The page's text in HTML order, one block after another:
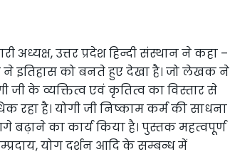
अध्यक्ष, उत्तर प्रदेश हिन्दी संस्थान ने कहा –
ने इतिहास को बनते हुए देखा है। जो लेखक ने
के व्यक्तित्व एवं कृतित्व का विस्तार से
रहा है। योगी जी निष्काम कर्म की साधना
का कार्य किया है। पुस्तक महत्वपूर्ण
योग दर्शन आदि के सम्बन्ध में